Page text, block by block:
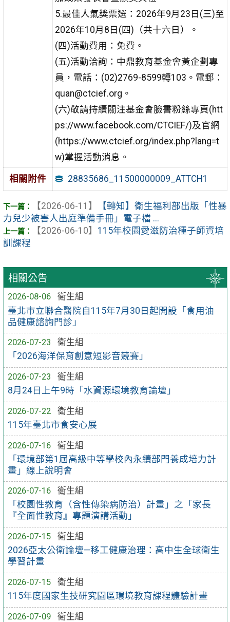
相關公告
2026-08-06
衛生組
臺北市立聯合醫院自115年7月30日起開設「食用油
品健康諮詢門診」
2026-07-23
衛生組
「2026海洋保育創意短影音競賽」
2026-07-23
衛生組
8月24日上午9時「水資源環境教育論壇」
2026-07-22
衛生組
115年臺北市食安心展
2026-07-16
衛生組
「環境部第1屆高級中等學校內永續部門養成培力計
畫」線上說明會
2026-07-16
衛生組
「校園性教育（含性傳染病防治）計畫」之「家長
『全面性教育』專題演講活動」
2026-07-15
衛生組
2026亞太公衛論壇—移工健康治理：高中生全球衛生
學習計畫
2026-07-15
衛生組
115年度國家生技研究園區環境教育課程體驗計畫
2026-07-09
衛生組
5.最佳人氣獎票選：2026年9月23日(三)至
2026年10月8日(四)（共十六日）。
(四)活動費用：免費。
(五)活動洽詢：中鼎教育基金會黃企劃專
員，電話：(02)2769-8599轉103。電郵：
quan@ctcief.org。
(六)敬請持續關注基金會臉書粉絲專頁(htt
ps://www.facebook.com/CTCIEF/)及官網
(https://www.ctcief.org/index.php?lang=t
w)掌握活動消息。
相關附件 28835686_11500000009_ATTCH1
【2026-06-11】
【轉知】衛生福利部出版「性暴
力兒少被害人出庭準備手冊」電子檔 ...
【2026-06-10】 115年校園愛滋防治種子師資培
訓課程